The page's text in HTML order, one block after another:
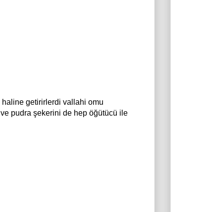
haline getirirlerdi vallahi omu
pudra şekerini de hep öğütücü ile